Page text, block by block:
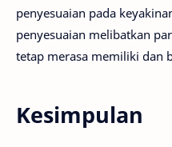
penyesuaian pada
penyesuaian melibatkan
tetap merasa memiliki dan
Kesimpulan